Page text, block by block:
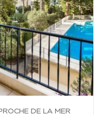
DE LA MER